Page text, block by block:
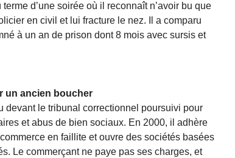
d’une soirée où il reconnaît n’avoir bu que
en civil et lui fracture le nez. Il a comparu
à un an de prison dont 8 mois avec sursis et
un ancien boucher
devant le tribunal correctionnel poursuivi pour
et abus de bien sociaux. En 2000, il adhère
en faillite et ouvre des sociétés basées
Le commerçant ne paye pas ses charges, et